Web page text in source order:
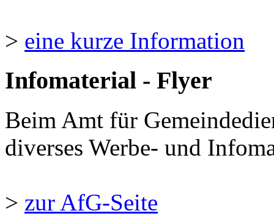
> eine kurze Information
Infomaterial - Flyer
Beim Amt für
diverses Werbe- und
> zur AfG-Seite